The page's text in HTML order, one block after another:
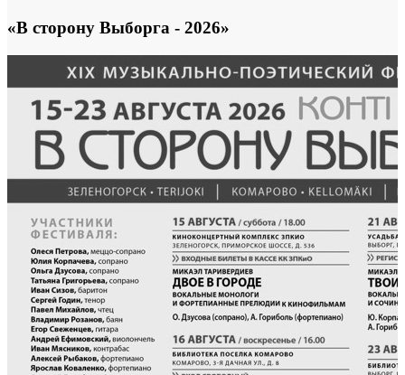
«В сторону Выборга - 2026»